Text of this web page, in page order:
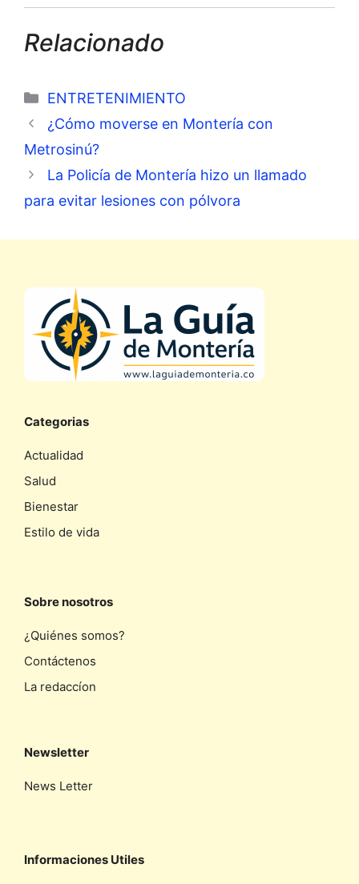
Relacionado
Categorías
ENTRETENIMIENTO
¿Cómo moverse en Montería con
Metrosinú?
La Policía de Montería hizo un llamado
para evitar lesiones con pólvora
Categorias
Actualidad
Salud
Bienestar
Estilo de vida
Sobre nosotros
¿Quiénes somos?
Contáctenos
La redaccíon
Newsletter
News Letter
Informaciones Utiles